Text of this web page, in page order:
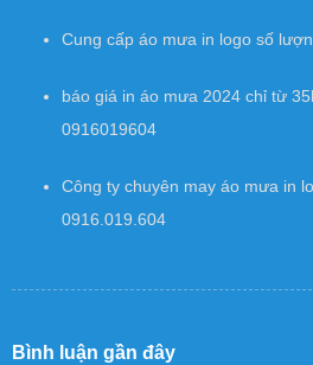
Cung cấp áo mưa in logo số
báo giá in áo mưa 2024 chỉ từ
0916019604
Công ty chuyên may áo mưa in
0916.019.604
Bình luận gần đây